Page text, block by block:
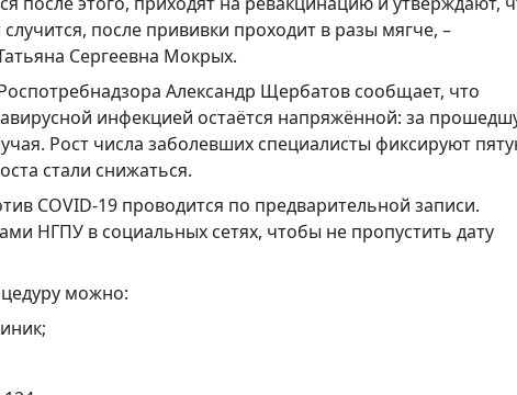
после прививки проходит в разы мягче, –
Сергеевна Мокрых.
Александр Щербатов сообщает, что
инфекцией остаётся напряжённой: за
Рост числа заболевших специалисты фиксируют
стали снижаться.
COVID-19 проводится по предварительной записи.
НГПУ в социальных сетях, чтобы не пропустить дату
можно: